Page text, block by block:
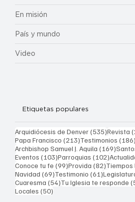
En misión
País y mundo
Video
Etiquetas populares
Arquidiócesis de Denver(535)535
Revista
Papa Francisco (213)213 entradas
Testimonios (186)
Archbishop Samuel J. Aquila (169)169
Eventos (103)103 entradas
Parroquias (102)102
Conoce tu fe (99)99 entradas
Provida (82)82
Tiempos
Navidad (69)69 entradas
Testimonio (61)61
Cuaresma (54)54 entradas
Tu Iglesia te responde
Locales (50)